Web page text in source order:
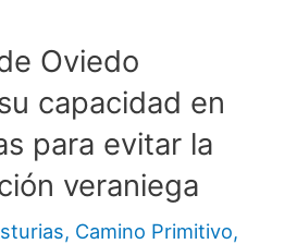
Oviedo
capacidad en
para evitar la
veraniega
, Camino Primitivo,